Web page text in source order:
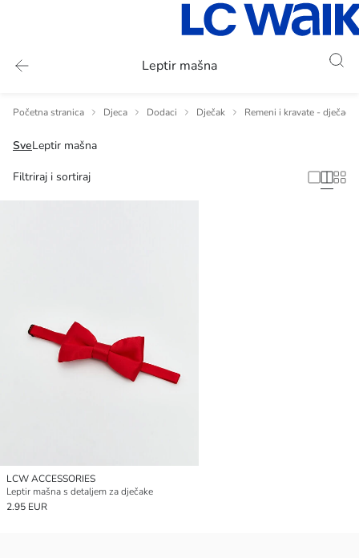
Leptir mašna
Početna stranica Djeca Dodaci Dječak Remeni i kravate - dječaci
SveLeptir mašna
Filtriraj i sortiraj
LCW ACCESSORIES
Leptir mašna s detaljem za dječake
2.95 EUR